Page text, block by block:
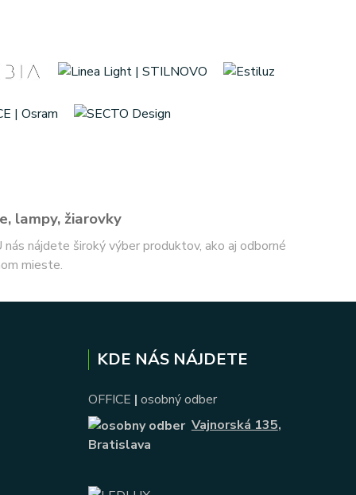
lampy, žiarovky
nájdete široký výber produktov, ako aj odborné
mieste.
KDE NÁS NÁJDETE
OFFICE | osobný odber
Vajnorská 135,
Bratislava